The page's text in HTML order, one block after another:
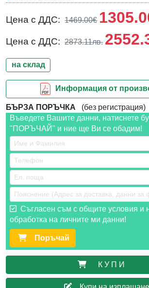
Цена с ДДС: 1469.00€
Цена с ДДС: 2873.11лв.
на склад
Информация от
БЪРЗА ПОРЪЧКА (без регистрация)
Въведете Вашите данни, натиснете
"ПОРЪЧАЙ" и ние ще Ви се обадим!
Съгласен съм с общите условия и
обработка на личните ми данни!
Поръчай
К У П И